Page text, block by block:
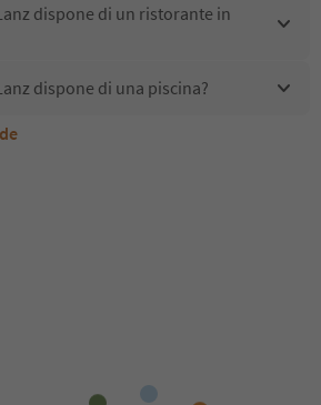
dispone di un ristorante in
dispone di una piscina?
accetta animali domestici?
disponibili presso Residence
Catarina Lanz ricevono l'Alto